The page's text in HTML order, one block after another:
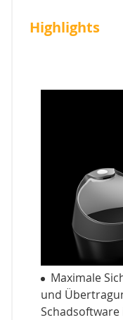
Highlights
Maximale
und
Schadsoftware